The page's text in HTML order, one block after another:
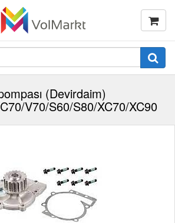
(Devirdaim)
V70/S60/S80/XC70/XC90